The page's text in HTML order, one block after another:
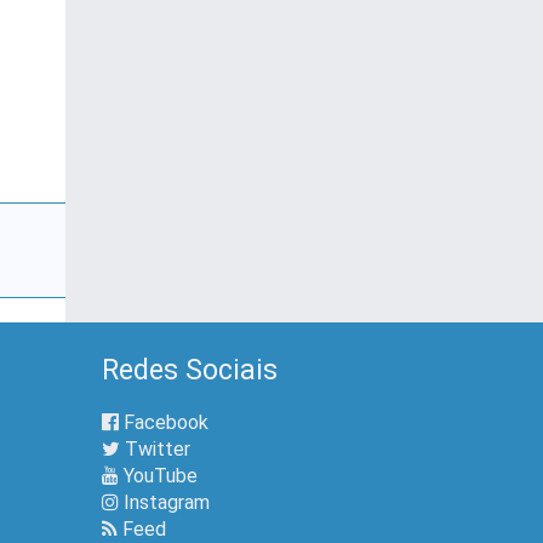
Redes Sociais
Facebook
Twitter
YouTube
Instagram
Feed